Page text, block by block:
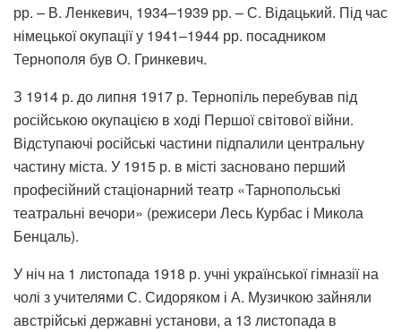
рр. – В. Ленкевич, 1934–1939 рр. – С. Відацький. Під час
німецької окупації у 1941–1944 рр. посадником
Тернополя був О. Гринкевич.
З 1914 р. до липня 1917 р. Тернопіль перебував під
російською окупацією в ході Першої світової війни.
Відступаючі російські частини підпалили центральну
частину міста. У 1915 р. в місті засновано перший
професійний стаціонарний театр «Тарнопольські
театральні вечори» (режисери Лесь Курбас і Микола
Бенцаль).
У ніч на 1 листопада 1918 р. учні української гімназії на
чолі з учителями С. Сидоряком і А. Музичкою зайняли
австрійські державні установи, а 13 листопада в